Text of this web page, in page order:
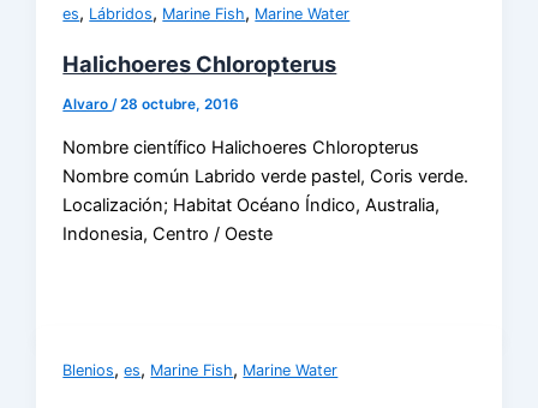
es, Lábridos, Marine Fish, Marine Water
Halichoeres Chloropterus
Alvaro/28 octubre, 2016
Nombre científico Halichoeres Chloropterus
Nombre común Labrido verde pastel, Coris verde.
Localización; Habitat Océano Índico, Australia,
Indonesia, Centro / Oeste
Blenios,es, Marine Fish, Marine Water